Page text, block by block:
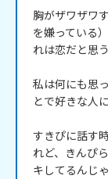
胸がザワザワ
を嫌っている
れは恋だと思
私は何にも思
とで好きな人
すきぴに話す
れど、きんぴ
キしてるんじ